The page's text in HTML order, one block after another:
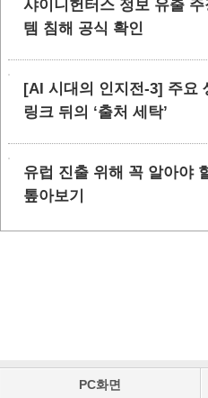
샤이니헌터스 정보 유출
템 침해 공식 확인
[AI 시대의 인지전-3] 주요
링크 뒤의 ‘출처 세탁’
유럽 진출 위해 꼭 알아야
톺아보기
PC화면